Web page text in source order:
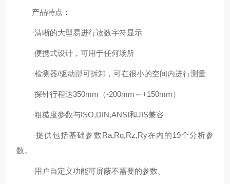
产品特点：
·清晰的大型易进行读数字符显示
·便携式设计，可用于任何场所
·检测器/驱动部可拆卸，可在很小的空间内进行测量
·探针行程达350mm（-200mm～+150mm）
·粗糙度参数与ISO,DIN,ANSI和JIS兼容
·提供包括基础参数Ra,Rq,Rz,Ry在内的19个分析参
数。
·用户自定义功能可屏蔽不需要的参数。